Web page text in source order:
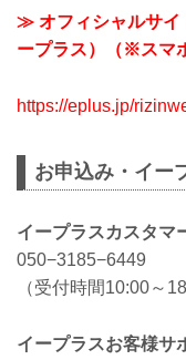
≫ オフィシャルサイ
ープラス）（※スマ
https://eplus.jp/
お申込み・イー
イープラスカスタマ
050−3185−6449
（受付時間10:00～
イープラスお客様サ